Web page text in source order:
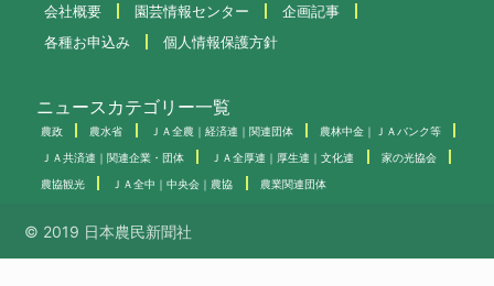
会社概要 園芸情報センター
企画記事
各種お申込み
個人情報保護方針
ニュースカテゴリー一覧
農政 農水省 ＪＡ全農｜経済連｜関連団体 農林中金｜ＪＡバンク等
ＪＡ共済連｜関連企業・団体 ＪＡ全厚連｜厚生連｜文化連 家の光協会
農協観光 ＪＡ全中｜中央会｜農協 農業関連団体
© 2019 日本農民新聞社